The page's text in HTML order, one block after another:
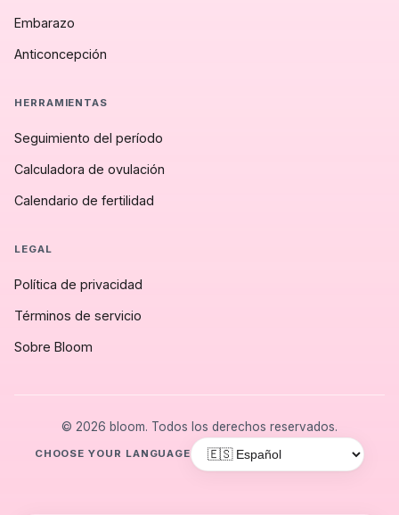
Embarazo
Anticoncepción
HERRAMIENTAS
Seguimiento del período
Calculadora de ovulación
Calendario de fertilidad
LEGAL
Política de privacidad
Términos de servicio
Sobre Bloom
© 2026 bloom. Todos los derechos reservados.
CHOOSE YOUR LANGUAGE